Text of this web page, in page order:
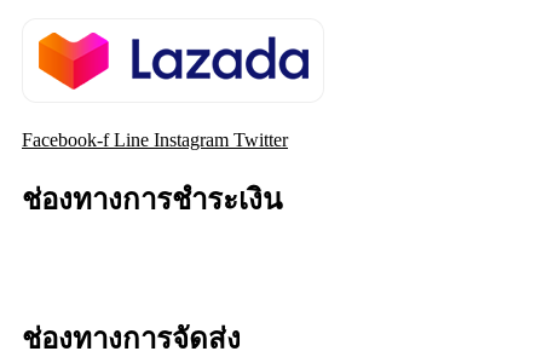
Facebook-f Line Instagram Twitter
ช่องทางการชำระเงิน
ช่องทางการจัดส่ง